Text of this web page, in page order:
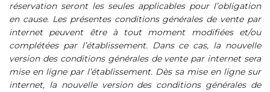
réservation seront les seules applicables pour l’obligation
en cause. Les présentes conditions générales de vente par
internet peuvent être à tout moment modifiées et/ou
complétées par l’établissement. Dans ce cas, la nouvelle
version des conditions générales de vente par internet sera
mise en ligne par l’établissement. Dès sa mise en ligne sur
internet, la nouvelle version des conditions générales de